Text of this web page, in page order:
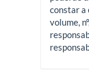
constar a
volume,